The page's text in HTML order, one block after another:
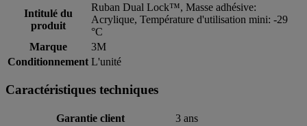
Intitulé du
produit
Ruban Dual Lock™, Masse adhésive:
Acrylique, Température d'utilisation mini: -29
°C
Marque
3M
Conditionnement L'unité
Caractéristiques techniques
Garantie client
3 ans